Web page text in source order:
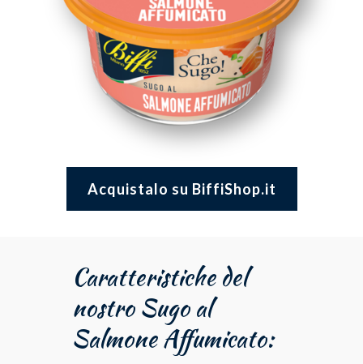
Acquistalo su BiffiShop.it
Caratteristiche del
nostro Sugo al
Salmone Affumicato: